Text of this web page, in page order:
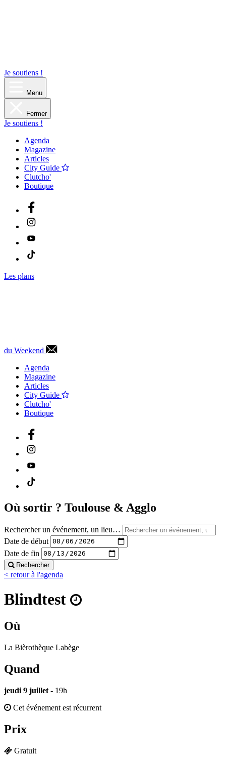
Je soutiens !
Menu
Fermer
Je soutiens !
Agenda
Magazine
Articles
City Guide
Clutcho'
Boutique
Les plans
du Weekend
Agenda
Magazine
Articles
City Guide
Clutcho'
Boutique
Où sortir ? Toulouse & Agglo
Rechercher un événement, un lieu…
Date de début
Date de fin
Rechercher
< retour à l'agenda
Blindtest
Où
La Bièrothèque Labège
Quand
jeudi 9 juillet - 19h
Cet événement est récurrent
Prix
Gratuit